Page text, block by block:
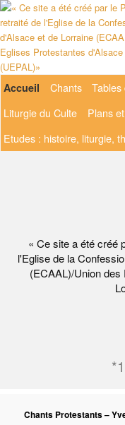
Aller
au
contenu
principal
« Ce site a été créé
l'Eglise de la
(ECAAL)/Union
Menu
Accueil Chants Tables
Liturgie du Culte
Plans
Etudes : histoire, liturgie,
Chants Protestants –